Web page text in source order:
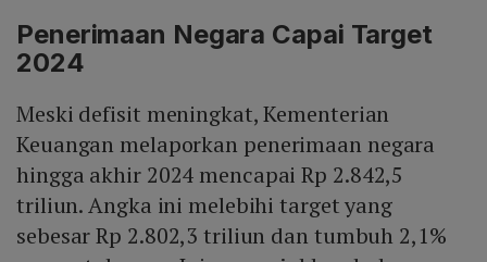
Penerimaan Negara Capai Target
2024
Meski defisit meningkat, Kementerian
Keuangan melaporkan penerimaan negara
hingga akhir 2024 mencapai Rp 2.842,5
triliun. Angka ini melebihi target yang
sebesar Rp 2.802,3 triliun dan tumbuh 2,1%